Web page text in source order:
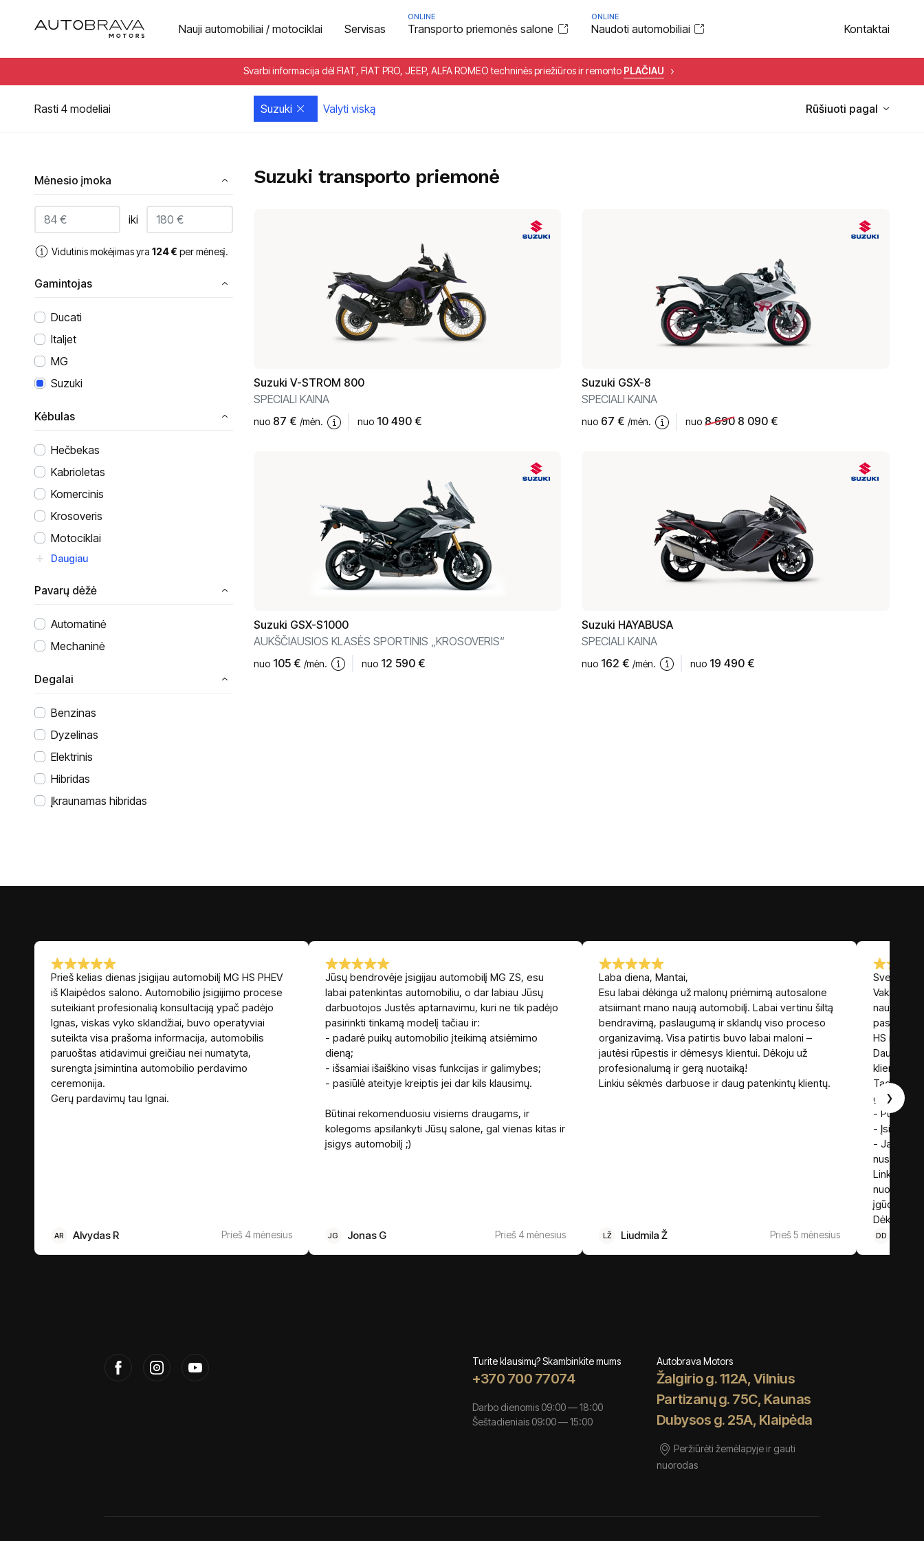
Nauji automobiliai / motociklai Servisas Transporto priemonės salone
ONLINE
Naudoti automobiliai
ONLINE
Kontaktai
Svarbi informacija dėl FIAT, FIAT PRO, JEEP, ALFA ROMEO techninės priežiūros ir remonto PLAČIAU
Suzuki Valyti viską Rūšiuoti pagal
Rasti 4 modeliai
Mėnesio įmoka
iki
Vidutinis mokėjimas yra 124€ per mėnesį.
Gamintojas
Ducati
Italjet
MG
Suzuki
Kėbulas
Hečbekas
Kabrioletas
Komercinis
Krosoveris
Motociklai
Daugiau
Pavarų dėžė
Automatinė
Mechaninė
Degalai
Benzinas
Dyzelinas
Elektrinis
Hibridas
Įkraunamas hibridas
Suzuki transporto priemonė
Suzuki V-STROM 800
SPECIALI KAINA
nuo 87 € /mėn. nuo10 490 €
Suzuki GSX-8
SPECIALI KAINA
nuo 67 €/mėn. nuo 8 690 8 090 €
Suzuki GSX-S1000
AUKŠČIAUSIOS KLASĖS SPORTINIS „KROSOVERIS“
nuo 105€ /mėn. nuo12 590 €
Suzuki HAYABUSA
SPECIALI KAINA
nuo 162 €/mėn. nuo 19 490 €
›
Prieš kelias dienas įsigijau automobilį MG HS PHEV
iš Klaipėdos salono. Automobilio įsigijimo procese
suteikiant profesionalią konsultaciją ypač padėjo
Ignas, viskas vyko sklandžiai, buvo operatyviai
suteikta visa prašoma informacija, automobilis
paruoštas atidavimui greičiau nei numatyta,
surengta įsimintina automobilio perdavimo
ceremonija.
Gerų pardavimų tau Ignai.
AR Alvydas R Prieš 4 mėnesius
Jūsų bendrovėje įsigijau automobilį MG ZS, esu
labai patenkintas automobiliu, o dar labiau Jūsų
darbuotojos Justės aptarnavimu, kuri ne tik padėjo
pasirinkti tinkamą modelį tačiau ir:
- padarė puikų automobilio įteikimą atsiėmimo
dieną;
- išsamiai išaiškino visas funkcijas ir galimybes;
- pasiūlė ateityje kreiptis jei dar kils klausimų.
Būtinai rekomenduosiu visiems draugams, ir
kolegoms apsilankyti Jūsų salone, gal vienas kitas ir
įsigys automobilį ;)
JG Jonas G Prieš 4 mėnesius
Laba diena, Mantai,
Esu labai dėkinga už malonų priėmimą autosalone
atsiimant mano naują automobilį. Labai vertinu šiltą
bendravimą, paslaugumą ir sklandų viso proceso
organizavimą. Visa patirtis buvo labai maloni –
jautėsi rūpestis ir dėmesys klientui. Dėkoju už
profesionalumą ir gerą nuotaiką!
Linkiu sėkmės darbuose ir daug patenkintų klientų.
LŽ Liudmila Ž Prieš 5 mėnesius
Sveiki,
Vakar
naują
pasakyti,
HS
Daug
klientais ir
Tad
geras, bet
- Puikus
-
- Jam
nusipirkti.
Linkiu
įgūdžius.
Dėkui dar
DD
Turite klausimų? Skambinkite mums
+370 700 77074
Darbo dienomis 09:00 — 18:00
Šeštadieniais 09:00 — 15:00
Autobrava Motors
Žalgirio g. 112A, Vilnius
Partizanų g. 75C, Kaunas
Dubysos g. 25A, Klaipėda
Peržiūrėti žemėlapyje ir gauti
nuorodas